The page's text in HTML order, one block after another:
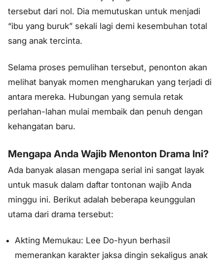
tersebut dari nol. Dia memutuskan untuk menjadi
“ibu yang buruk” sekali lagi demi kesembuhan total
sang anak tercinta.
Selama proses pemulihan tersebut, penonton akan
melihat banyak momen mengharukan yang terjadi di
antara mereka. Hubungan yang semula retak
perlahan-lahan mulai membaik dan penuh dengan
kehangatan baru.
Mengapa Anda Wajib Menonton Drama Ini?
Ada banyak alasan mengapa serial ini sangat layak
untuk masuk dalam daftar tontonan wajib Anda
minggu ini. Berikut adalah beberapa keunggulan
utama dari drama tersebut:
Akting Memukau: Lee Do-hyun berhasil
memerankan karakter jaksa dingin sekaligus anak